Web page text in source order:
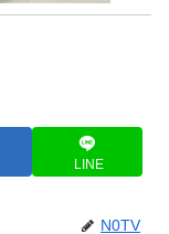
LINE
N0TV